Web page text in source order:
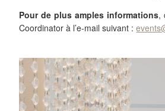
Pour de plus amples informations,
Coordinator à l’e-mail suivant :